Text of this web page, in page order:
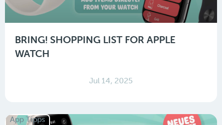
BRING! SHOPPING LIST FOR APPLE
WATCH
Jul 14, 2025
App Tipps